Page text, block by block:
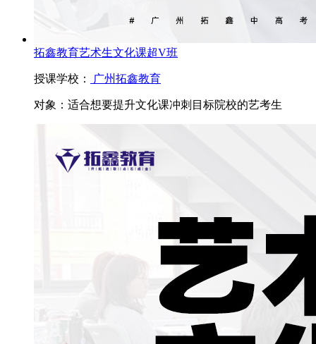
拓鑫教育艺术生文化课超V班
授课学校： 广州拓鑫教育
对象： 适合想要提升文化课冲刺目标院校的艺考生